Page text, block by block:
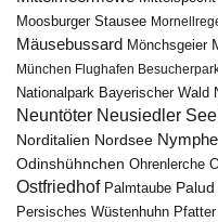
Moosburger Stausee
Mäusebussard Mönchsgeier
München Flughafen
Nationalpark Bayerischer Wald
Neuntöter Neusiedler See
Norditalien Nordsee
Odinshühnchen Ohrenlerche
Ostfriedhof Palmtaube Palud
Persisches Wüstenhuhn Pfatter